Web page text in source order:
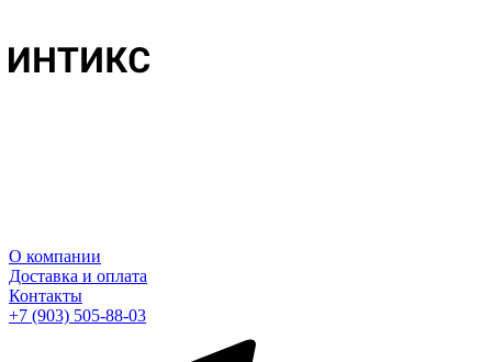
О компании
Доставка и оплата
Контакты
+7 (903) 505-88-03